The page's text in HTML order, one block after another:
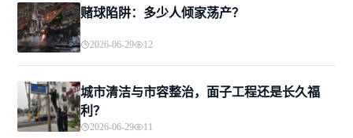
赌球陷阱：多少人倾家荡产？
2026-06-29 12
城市清洁与市容整治，面子工程还是长久福
利？
2026-06-29 11